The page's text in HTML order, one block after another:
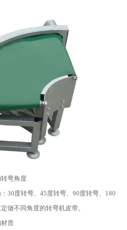
转弯角度
30 度转弯、45 度转弯、90 度转弯、 180
做不同角度的转弯机皮带。
材质